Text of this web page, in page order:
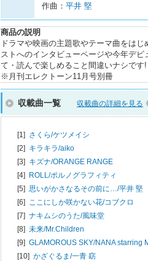
作曲： 平井 堅
商品の説明
ドラマや映画の主題歌やテーマ曲をは
ストへのインタビューページや今年デ
て・読んで楽しめること間違いナシです!
※月刊エレクトーン11月号別冊
収載曲一覧 収載曲の詳細を見る
[1] さくら/ケツメイシ
[2] キラキラ/aiko
[3] キズナ/ORANGE RANGE
[4] ROLL/ポルノグラフィティ
[5] 思いがかさなるその前に…/平井 堅
[6] ここにしか咲かない花/コブクロ
[7] ナキムシのうた/風味堂
[8] 未来/Mr.Children
[9] GLAMOROUS SKY/NANA starring
[10] かざぐるま/一青 窈